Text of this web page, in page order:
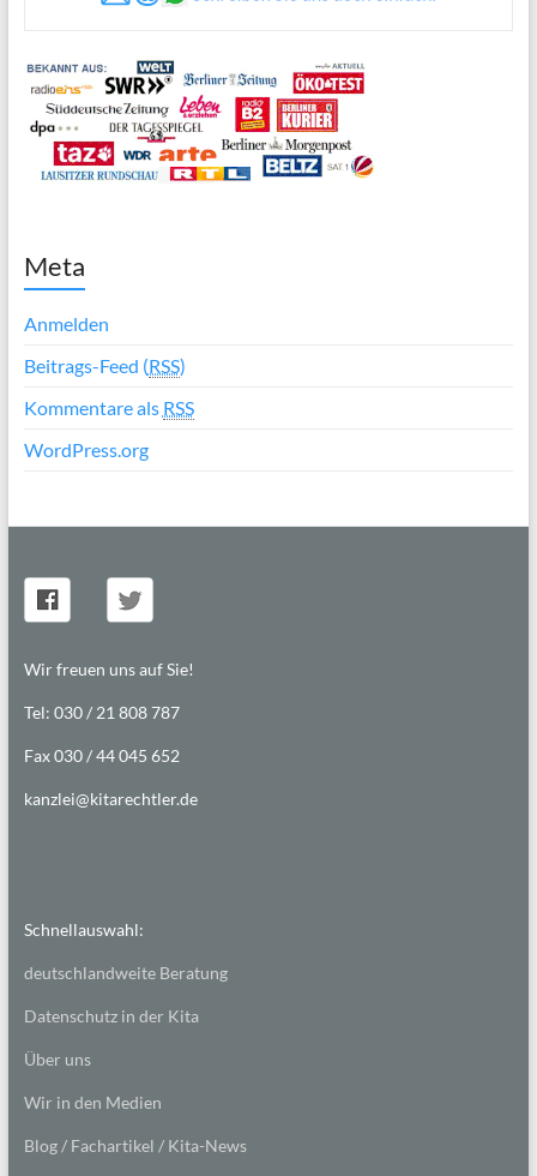
Meta
Anmelden
Beitrags-Feed (RSS)
Kommentare als RSS
WordPress.org
Wir freuen uns auf Sie!
Tel: 030 / 21 808 787
Fax 030 / 44 045 652
kanzlei@kitarechtler.de
Schnellauswahl:
deutschlandweite Beratung
Datenschutz in der Kita
Über uns
Wir in den Medien
Blog / Fachartikel / Kita-News